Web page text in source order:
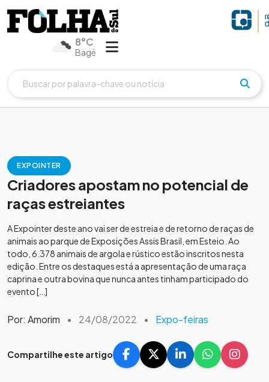
8°C
Bagé
EXPOINTER
Criadores apostam no potencial de
raças estreiantes
A Expointer deste ano vai ser de estreia e de retorno de raças de
animais ao parque de Exposições Assis Brasil, em Esteio. Ao
todo, 6.378 animais de argola e rústico estão inscritos nesta
edição. Entre os destaques está a apresentação de uma raça
caprina e outra bovina que nunca antes tinham participado do
evento […]
Por: Amorim • 24/08/2022 • Expo-feiras
Compartilhe este artigo